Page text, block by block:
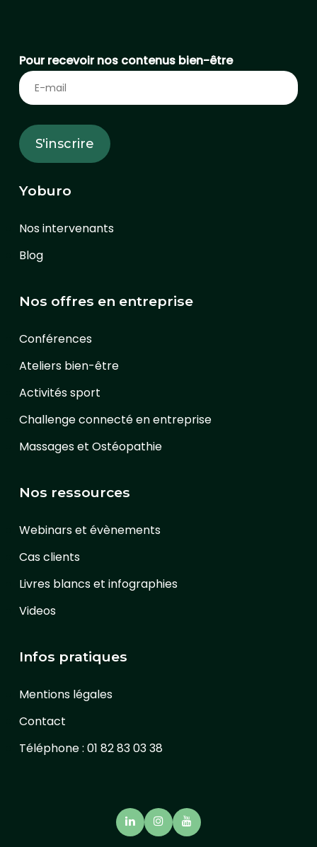
Pour recevoir nos contenus bien-être
Yoburo
Nos intervenants
Blog
Nos offres en entreprise
Conférences
Ateliers bien-être
Activités sport
Challenge connecté en entreprise
Massages et Ostéopathie
Nos ressources
Webinars et évènements
Cas clients
Livres blancs et infographies
Videos
Infos pratiques
Mentions légales
Contact
Téléphone : 01 82 83 03 38